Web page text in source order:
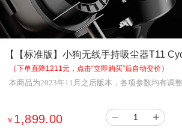
【【标准版】小狗无线手持吸尘器T11
（下单直降1211元，点击“立即购买”后自动变价）
本商品为2023年11月之后版本，各项参数均有调
￥ 1,899.00